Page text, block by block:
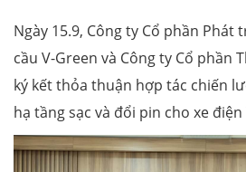
Ngày 15.9, Công ty Cổ phần Phát
cầu V-Green và Công ty Cổ phần
ký kết thỏa thuận hợp tác chiến
hạ tầng sạc và đổi pin cho xe điện